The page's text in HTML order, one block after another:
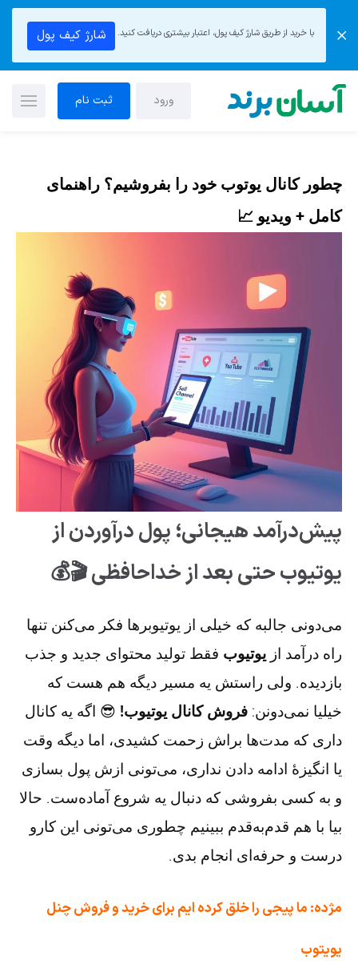
با خرید از طریق شارژ کیف پول، اعتبار بیشتری دریافت کنید. شارژ کیف پول
ورود ثبت نام
چطور کانال یوتوب خود را بفروشیم؟ راهنمای
کامل + ویدیو 📈
پیش‌درآمد هیجانی؛ پول درآوردن از
یوتیوب حتی بعد از خداحافظی 🎬💰
می‌دونی جالبه که خیلی از یوتیوبرها فکر می‌کنن تنها
راه درآمد از یوتیوب فقط تولید محتوای جدید و جذب
بازدیده. ولی راستش یه مسیر دیگه هم هست که
خیلیا نمی‌دونن: فروش کانال یوتیوب! 😎 اگه یه کانال
داری که مدت‌ها براش زحمت کشیدی، اما دیگه وقت
یا انگیزۀ ادامه دادن نداری، می‌تونی ازش پول بسازی
و به کسی بفروشی که دنبال یه شروع آماده‌ست. حالا
بیا با هم قدم‌به‌قدم ببینیم چطوری می‌تونی این کارو
درست و حرفه‌ای انجام بدی.
مژده: ما پیجی را خلق کرده ایم برای خرید و فروش چنل
یویتوب